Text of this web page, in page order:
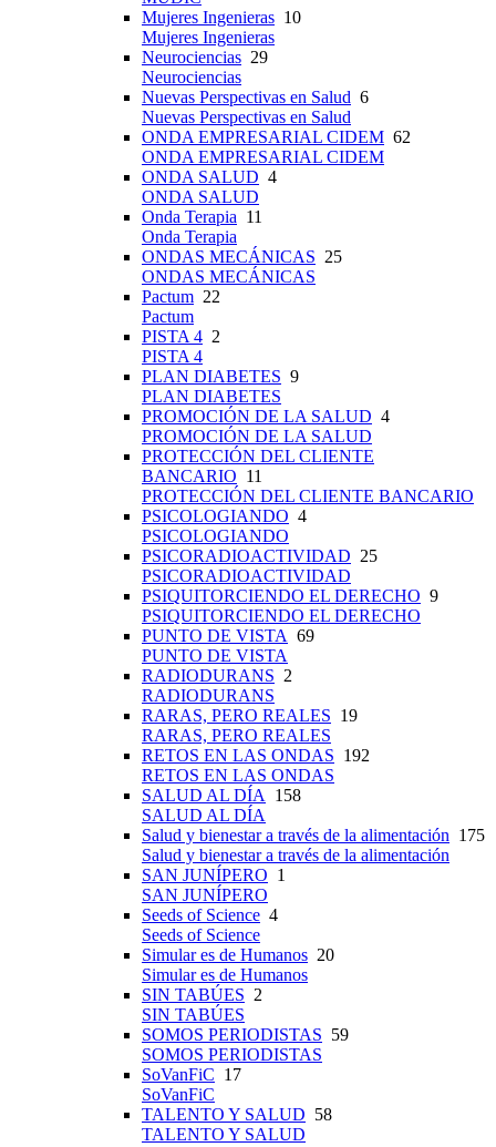
Mujeres Ingenieras 10
Mujeres Ingenieras
Neurociencias 29
Neurociencias
Nuevas Perspectivas en Salud 6
Nuevas Perspectivas en Salud
ONDA EMPRESARIAL CIDEM 62
ONDA EMPRESARIAL CIDEM
ONDA SALUD 4
ONDA SALUD
Onda Terapia 11
Onda Terapia
ONDAS MECÁNICAS 25
ONDAS MECÁNICAS
Pactum 22
Pactum
PISTA 4 2
PISTA 4
PLAN DIABETES 9
PLAN DIABETES
PROMOCIÓN DE LA SALUD 4
PROMOCIÓN DE LA SALUD
PROTECCIÓN DEL CLIENTE
BANCARIO 11
PROTECCIÓN DEL CLIENTE BANCARIO
PSICOLOGIANDO 4
PSICOLOGIANDO
PSICORADIOACTIVIDAD 25
PSICORADIOACTIVIDAD
PSIQUITORCIENDO EL DERECHO 9
PSIQUITORCIENDO EL DERECHO
PUNTO DE VISTA 69
PUNTO DE VISTA
RADIODURANS 2
RADIODURANS
RARAS, PERO REALES 19
RARAS, PERO REALES
RETOS EN LAS ONDAS 192
RETOS EN LAS ONDAS
SALUD AL DÍA 158
SALUD AL DÍA
Salud y bienestar a través de la alimentación 175
Salud y bienestar a través de la alimentación
SAN JUNÍPERO 1
SAN JUNÍPERO
Seeds of Science 4
Seeds of Science
Simular es de Humanos 20
Simular es de Humanos
SIN TABÚES 2
SIN TABÚES
SOMOS PERIODISTAS 59
SOMOS PERIODISTAS
SoVanFiC 17
SoVanFiC
TALENTO Y SALUD 58
TALENTO Y SALUD